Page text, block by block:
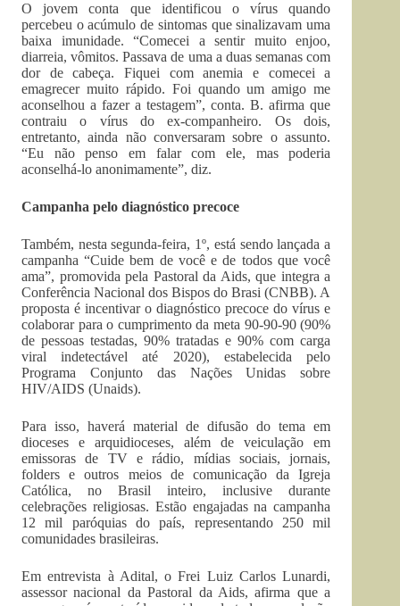
O jovem conta que identificou o vírus quando
percebeu o acúmulo de sintomas que sinalizavam uma
baixa imunidade. “Comecei a sentir muito enjoo,
diarreia, vômitos. Passava de uma a duas semanas com
dor de cabeça. Fiquei com anemia e comecei a
emagrecer muito rápido. Foi quando um amigo me
aconselhou a fazer a testagem”, conta. B. afirma que
contraiu o vírus do ex-companheiro. Os dois,
entretanto, ainda não conversaram sobre o assunto.
“Eu não penso em falar com ele, mas poderia
aconselhá-lo anonimamente”, diz.
Campanha pelo diagnóstico precoce
Também, nesta segunda-feira, 1º, está sendo lançada a
campanha “Cuide bem de você e de todos que você
ama”, promovida pela Pastoral da Aids, que integra a
Conferência Nacional dos Bispos do Brasi (CNBB). A
proposta é incentivar o diagnóstico precoce do vírus e
colaborar para o cumprimento da meta 90-90-90 (90%
de pessoas testadas, 90% tratadas e 90% com carga
viral indetectável até 2020), estabelecida pelo
Programa Conjunto das Nações Unidas sobre
HIV/AIDS (Unaids).
Para isso, haverá material de difusão do tema em
dioceses e arquidioceses, além de veiculação em
emissoras de TV e rádio, mídias sociais, jornais,
folders e outros meios de comunicação da Igreja
Católica, no Brasil inteiro, inclusive durante
celebrações religiosas. Estão engajadas na campanha
12 mil paróquias do país, representando 250 mil
comunidades brasileiras.
Em entrevista à Adital, o Frei Luiz Carlos Lunardi,
assessor nacional da Pastoral da Aids, afirma que a